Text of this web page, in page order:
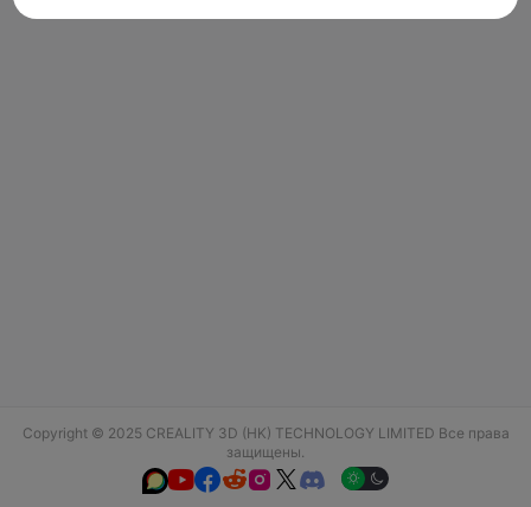
Copyright © 2025 CREALITY 3D (HK) TECHNOLOGY LIMITED Все права
защищены.
  